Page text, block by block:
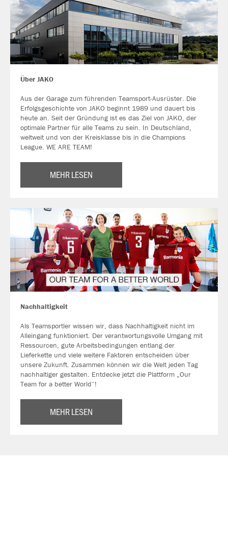
Über JAKO
Aus der Garage zum führenden Teamsport-Ausrüster. Die
Erfolgsgeschichte von JAKO beginnt 1989 und dauert bis
heute an. Seit der Gründung ist es das Ziel von JAKO, der
optimale Partner für alle Teams zu sein. In Deutschland,
weltweit und von der Kreisklasse bis in die Champions
League. WE ARE TEAM!
MEHR LESEN
Nachhaltigkeit
Als Teamsportler wissen wir, dass Nachhaltigkeit nicht im
Alleingang funktioniert. Der verantwortungsvolle Umgang mit
Ressourcen, gute Arbeitsbedingungen entlang der
Lieferkette und viele weitere Faktoren entscheiden über
unsere Zukunft. Zusammen können wir die Welt jeden Tag
nachhaltiger gestalten. Entdecke jetzt die Plattform „Our
Team for a better World“!
MEHR LESEN